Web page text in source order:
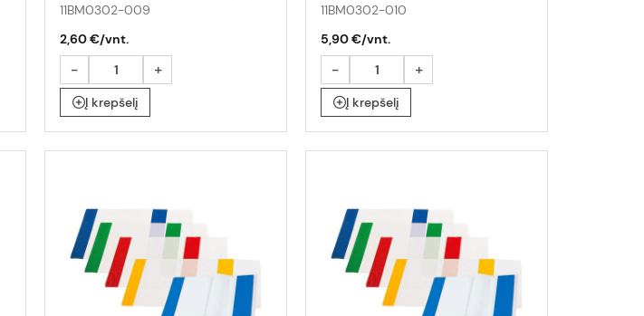
11BM0302-009
2,60 €/vnt.
- +
Į krepšelį
11BM0302-010
5,90 €/vnt.
- +
Į krepšelį